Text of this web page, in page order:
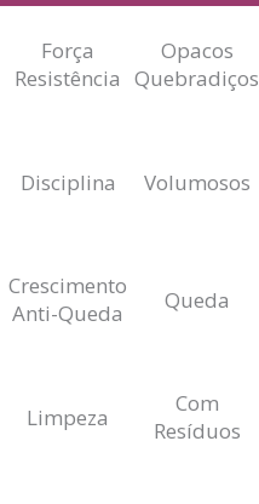
Força
Resistência
Opacos
Quebradiços
Disciplina Volumosos
Crescimento
Anti-Queda
Queda
Limpeza
Com
Resíduos